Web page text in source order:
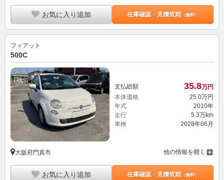
お気に入り追加 在庫確認・見積依頼（無料）
フィアット
500C
支払総額 35.8万円
本体価格
25. 0万円
年式
2010年
走行
5.3万km
車検
2028年06月
大阪府門真市 他の情報を開く
お気に入り追加 在庫確認・見積依頼（無料）